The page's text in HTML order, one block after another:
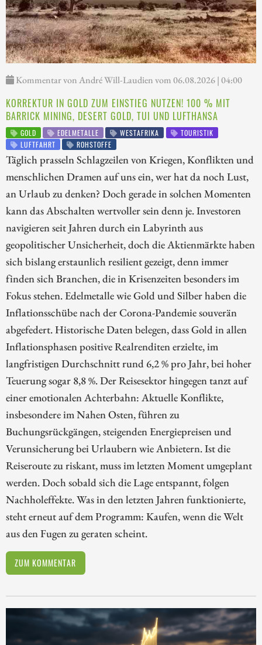
Kommentar von André Will-Laudien vom 06.08.2026 | 04:00
KORREKTUR IN GOLD ZUM EINSTIEG NUTZEN! 100 % MIT
BARRICK MINING, DESERT GOLD, TUI UND LUFTHANSA
GOLD EDELMETALLE WESTAFRIKA
TOURISTIK
LUFTFAHRT
ROHSTOFFE
Täglich prasseln Schlagzeilen von Kriegen, Konflikten und
menschlichen Dramen auf uns ein, wer hat da noch Lust,
an Urlaub zu denken? Doch gerade in solchen Momenten
kann das Abschalten wertvoller sein denn je. Investoren
navigieren seit Jahren durch ein Labyrinth aus
geopolitischer Unsicherheit, doch die Aktienmärkte haben
sich bislang erstaunlich resilient gezeigt, denn immer
finden sich Branchen, die in Krisenzeiten besonders im
Fokus stehen. Edelmetalle wie Gold und Silber haben die
Inflationsschübe nach der Corona-Pandemie souverän
abgefedert. Historische Daten belegen, dass Gold in allen
Inflationsphasen positive Realrenditen erzielte, im
langfristigen Durchschnitt rund 6,2 % pro Jahr, bei hoher
Teuerung sogar 8,8 %. Der Reisesektor hingegen tanzt auf
einer emotionalen Achterbahn: Aktuelle Konflikte,
insbesondere im Nahen Osten, führen zu
Buchungsrückgängen, steigenden Energiepreisen und
Verunsicherung bei Urlaubern wie Anbietern. Ist die
Reiseroute zu riskant, muss im letzten Moment umgeplant
werden. Doch sobald sich die Lage entspannt, folgen
Nachholeffekte. Was in den letzten Jahren funktionierte,
steht erneut auf dem Programm: Kaufen, wenn die Welt
aus den Fugen zu geraten scheint.
ZUM KOMMENTAR